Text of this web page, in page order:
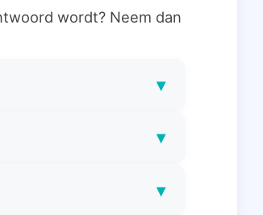
wordt? Neem dan
▾
▾
▾